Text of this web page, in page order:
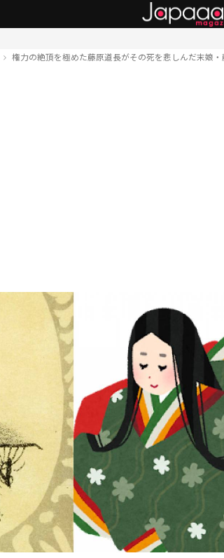
権力の絶頂を極めた藤原道長がその死を悲しんだ末娘